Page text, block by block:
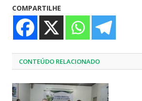
COMPARTILHE
CONTEÚDO RELACIONADO